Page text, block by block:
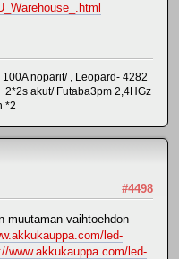
noparit/ , Leopard- 4282
akut/ Futaba3pm 2,4HGz
*2
#4498
muutaman vaihtoehdon
led-
www.akkukauppa.com/led-